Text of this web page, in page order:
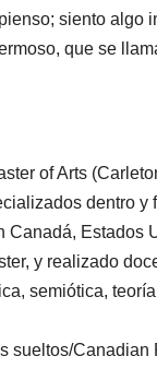
siento algo
que se
of Arts
dentro
Canadá, Estados
y realizado
semiótica,
sueltos/